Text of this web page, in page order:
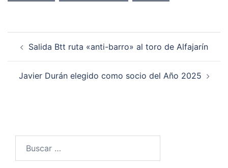
de
Salida Btt ruta «anti-barro» al toro de Alfajarín
Javier Durán elegido como socio del Año 2025